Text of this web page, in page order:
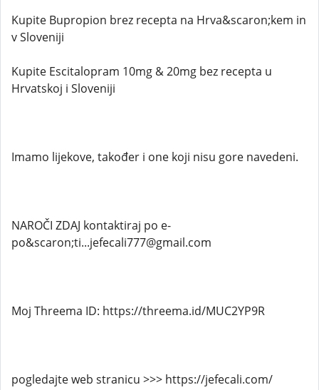
Kupite Bupropion brez recepta na Hrva&scaron;kem in
v Sloveniji
Kupite Escitalopram 10mg & 20mg bez recepta u
Hrvatskoj i Sloveniji
Imamo lijekove, također i one koji nisu gore navedeni.
NAROČI ZDAJ kontaktiraj po e-
po&scaron;ti...jefecali777@gmail.com
Moj Threema ID: https://threema.id/MUC2YP9R
pogledajte web stranicu >>> https://jefecali.com/